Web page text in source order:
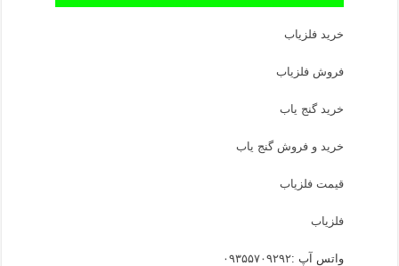
خرید فلزیاب
فروش فلزیاب
خرید گنج یاب
خرید و فروش گنج یاب
قیمت فلزیاب
فلزیاب
واتس آپ :۰۹۳۵۵۷۰۹۲۹۲